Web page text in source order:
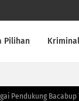
Pilihan Kriminal
Pendukung Bacabup